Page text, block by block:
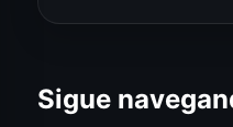
Sigue